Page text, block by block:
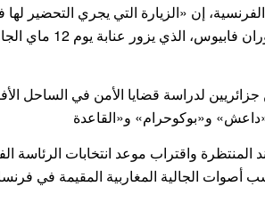
إن «الزيارة التي يجري التحضير
أخرى يقوم بها وزير
لدراسة قضايا الأمن في الساحل
المنتظرة واقتراب موعد انتخابات الرئاسة
الجالية المغاربية المقيمة في